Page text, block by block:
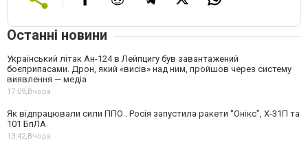
Останні новини
Український літак Ан-124 в Лейпцигу був завантажений
боєприпасами. Дрон, який «висів» над ним, пройшов через систему
виявлення — медіа
17:09, Вчора
Як відпрацювали сили ППО . Росія запустила ракети "Онікс", Х-31П та
101 БпЛА
13:42, Вчора